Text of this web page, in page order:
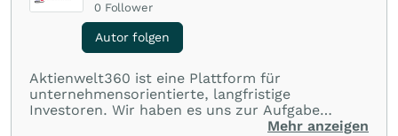
0 Follower
Autor folgen
Aktienwelt360 ist eine Plattform für
unternehmensorientierte, langfristige
Investoren. Wir haben es uns zur Aufgabe
gemacht, dass jeder Herr über seine eigenen
Mehr anzeigen